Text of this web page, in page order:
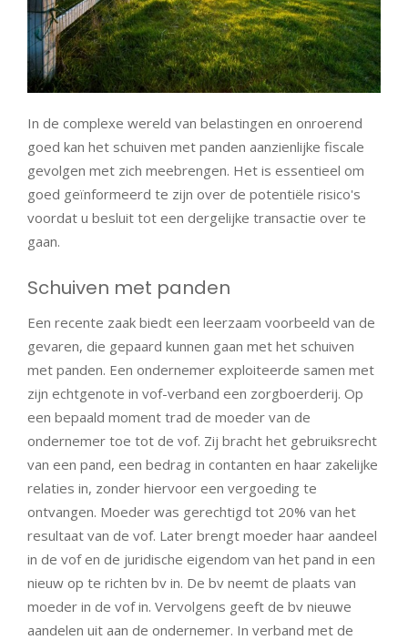
In de complexe wereld van belastingen en onroerend
goed kan het schuiven met panden aanzienlijke fiscale
gevolgen met zich meebrengen. Het is essentieel om
goed geïnformeerd te zijn over de potentiële risico's
voordat u besluit tot een dergelijke transactie over te
gaan.
Schuiven met panden
Een recente zaak biedt een leerzaam voorbeeld van de
gevaren, die gepaard kunnen gaan met het schuiven
met panden. Een ondernemer exploiteerde samen met
zijn echtgenote in vof-verband een zorgboerderij. Op
een bepaald moment trad de moeder van de
ondernemer toe tot de vof. Zij bracht het gebruiksrecht
van een pand, een bedrag in contanten en haar zakelijke
relaties in, zonder hiervoor een vergoeding te
ontvangen. Moeder was gerechtigd tot 20% van het
resultaat van de vof. Later brengt moeder haar aandeel
in de vof en de juridische eigendom van het pand in een
nieuw op te richten bv in. De bv neemt de plaats van
moeder in de vof in. Vervolgens geeft de bv nieuwe
aandelen uit aan de ondernemer. In verband met de